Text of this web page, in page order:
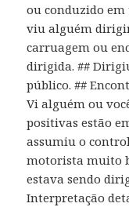
ou conduzido
viu alguém
carruagem ou
dirigida. ##
público. ##
Vi alguém ou
positivas estão
assumiu o
motorista muito
estava sendo
Interpretação